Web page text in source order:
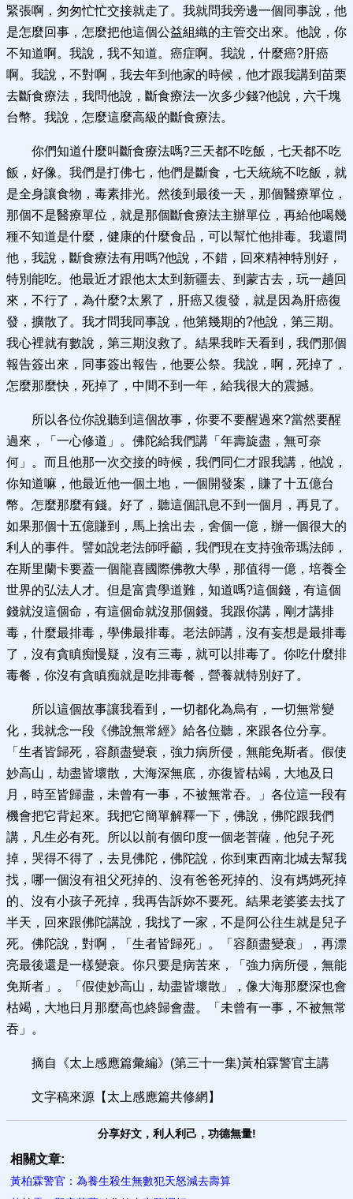
緊張啊，匆匆忙忙交接就走了。我就問我旁邊一個同事說，他
是怎麼回事，怎麼把他這個公益組織的主管交出來。他說，你
不知道啊。我說，我不知道。癌症啊。我說，什麼癌?肝癌
啊。我說，不對啊，我去年到他家的時候，他才跟我講到苗栗
去斷食療法，我問他說，斷食療法一次多少錢?他說，六千塊
台幣。我說，怎麼這麼高級的斷食療法。
你們知道什麼叫斷食療法嗎?三天都不吃飯，七天都不吃
飯，好像。我們是打佛七，他們是斷食，七天統統不吃飯，就
是全身讓食物，毒素排光。然後到最後一天，那個醫療單位，
那個不是醫療單位，就是那個斷食療法主辦單位，再給他喝幾
種不知道是什麼，健康的什麼食品，可以幫忙他排毒。我還問
他，我說，斷食療法有用嗎?他說，不錯，回來精神特別好，
特別能吃。他最近才跟他太太到新疆去、到蒙古去，玩一趟回
來，不行了，為什麼?太累了，肝癌又復發，就是因為肝癌復
發，擴散了。我才問我同事說，他第幾期的?他說，第三期。
我心裡就有數說，第三期沒救了。結果我昨天看到，我們那個
報告簽出來，同事簽出報告，他要公祭。我說，啊，死掉了，
怎麼那麼快，死掉了，中間不到一年，給我很大的震撼。
所以各位你說聽到這個故事，你要不要醒過來?當然要醒
過來，「一心修道」。佛陀給我們講「年壽旋盡，無可奈
何」。而且他那一次交接的時候，我們同仁才跟我講，他說，
你知道嘛，他最近他一個土地，一個開發案，賺了十五億台
幣。怎麼那麼有錢。好了，聽這個訊息不到一個月，再見了。
如果那個十五億賺到，馬上捨出去，舍個一億，辦一個很大的
利人的事件。譬如說老法師呼籲，我們現在支持強帝瑪法師，
在斯里蘭卡要蓋一個龍喜國際佛教大學，那值得一億，培養全
世界的弘法人才。但是富貴學道難，知道嗎?這個錢，有這個
錢就沒這個命，有這個命就沒那個錢。我跟你講，剛才講排
毒，什麼最排毒，學佛最排毒。老法師講，沒有妄想是最排毒
了，沒有貪瞋痴慢疑，沒有三毒，就可以排毒了。你吃什麼排
毒餐，你沒有貪瞋痴就是吃排毒餐，營養就特別好了。
所以這個故事讓我看到，一切都化為烏有，一切無常變
化，我就念一段《佛說無常經》給各位聽，來跟各位分享。
「生者皆歸死，容顏盡變衰，強力病所侵，無能免斯者。假使
妙高山，劫盡皆壞散，大海深無底，亦復皆枯竭，大地及日
月，時至皆歸盡，未曾有一事，不被無常吞。」各位這一段有
機會把它背起來。我把它簡單解釋一下，佛說，佛陀跟我們
講，凡生必有死。所以以前有個印度一個老菩薩，他兒子死
掉，哭得不得了，去見佛陀，佛陀說，你到東西南北城去幫我
找，哪一個沒有祖父死掉的、沒有爸爸死掉的、沒有媽媽死掉
的、沒有小孩子死掉，我再告訴妳不要死。結果老婆婆去找了
半天，回來跟佛陀講說，我找了一家，不是阿公往生就是兒子
死。佛陀說，對啊，「生者皆歸死」。「容顏盡變衰」，再漂
亮最後還是一樣變衰。你只要是病苦來，「強力病所侵，無能
免斯者」。「假使妙高山，劫盡皆壞散」，像大海那麼深也會
枯竭，大地日月那麼高也終歸會盡。「未曾有一事，不被無常
吞」。
摘自《太上感應篇彙編》(第三十一集)黃柏霖警官主講
文字稿來源【太上感應篇共修網】
分享好文，利人利己，功德無量!
相關文章:
黃柏霖警官：為養生殺生無數犯天怒減去壽算